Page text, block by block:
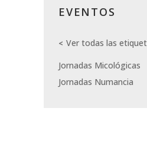
EVENTOS
Ver todas las
Jornadas Micológicas
Jornadas Numancia